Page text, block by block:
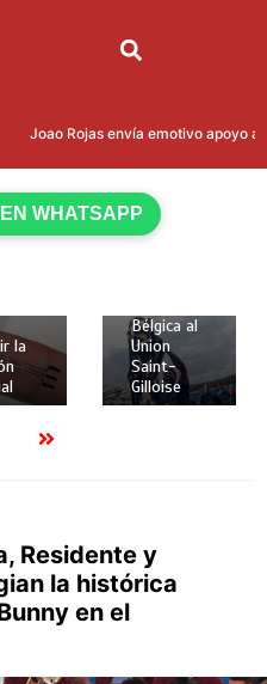
Joao Rojas envía emotivo apoyo a
WHATSAPP
la
de 2026
Rodríguez
brilló con
gol y
Bélgica al
Union
Saint-
Gilloise
Residente y
la histórica
en el